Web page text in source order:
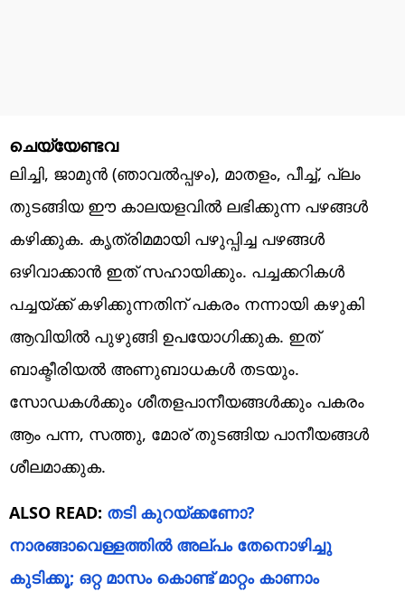
ചെയ്യേണ്ടവ
ലിച്ചി, ജാമുൻ (ഞാവൽപ്പഴം), മാതളം, പീച്ച്, പ്ലം
തുടങ്ങിയ ഈ കാലയളവിൽ ലഭിക്കുന്ന പഴങ്ങൾ
കഴിക്കുക. കൃത്രിമമായി പഴുപ്പിച്ച പഴങ്ങൾ
ഒഴിവാക്കാൻ ഇത് സഹായിക്കും. പച്ചക്കറികൾ
പച്ചയ്ക്ക് കഴിക്കുന്നതിന് പകരം നന്നായി കഴുകി
ആവിയിൽ പുഴുങ്ങി ഉപയോഗിക്കുക. ഇത്
ബാക്ടീരിയൽ അണുബാധകൾ തടയും.
സോഡകൾക്കും ശീതളപാനീയങ്ങൾക്കും പകരം
ആം പന്ന, സത്തു, മോര് തുടങ്ങിയ പാനീയങ്ങൾ
ശീലമാക്കുക.
ALSO READ: തടി കുറയ്ക്കണോ?
നാരങ്ങാവെള്ളത്തിൽ അല്പം തേനൊഴിച്ചു
കുടിക്കൂ; ഒറ്റ മാസം കൊണ്ട് മാറ്റം കാണാം